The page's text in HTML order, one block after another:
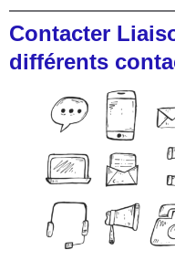
Contacter
différents